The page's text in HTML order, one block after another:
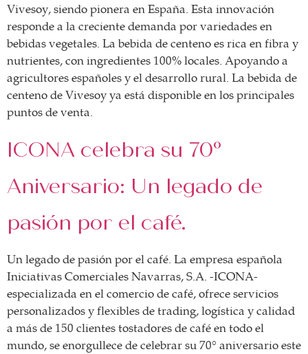
Vivesoy, siendo pionera en España. Esta innovación
responde a la creciente demanda por variedades en
bebidas vegetales. La bebida de centeno es rica en fibra y
nutrientes, con ingredientes 100% locales. Apoyando a
agricultores españoles y el desarrollo rural. La bebida de
centeno de Vivesoy ya está disponible en los principales
puntos de venta.
ICONA celebra su 70º
Aniversario: Un legado de
pasión por el café.
Un legado de pasión por el café. La empresa española
Iniciativas Comerciales Navarras, S.A. -ICONA-
especializada en el comercio de café, ofrece servicios
personalizados y flexibles de trading, logística y calidad
a más de 150 clientes tostadores de café en todo el
mundo, se enorgullece de celebrar su 70º aniversario este